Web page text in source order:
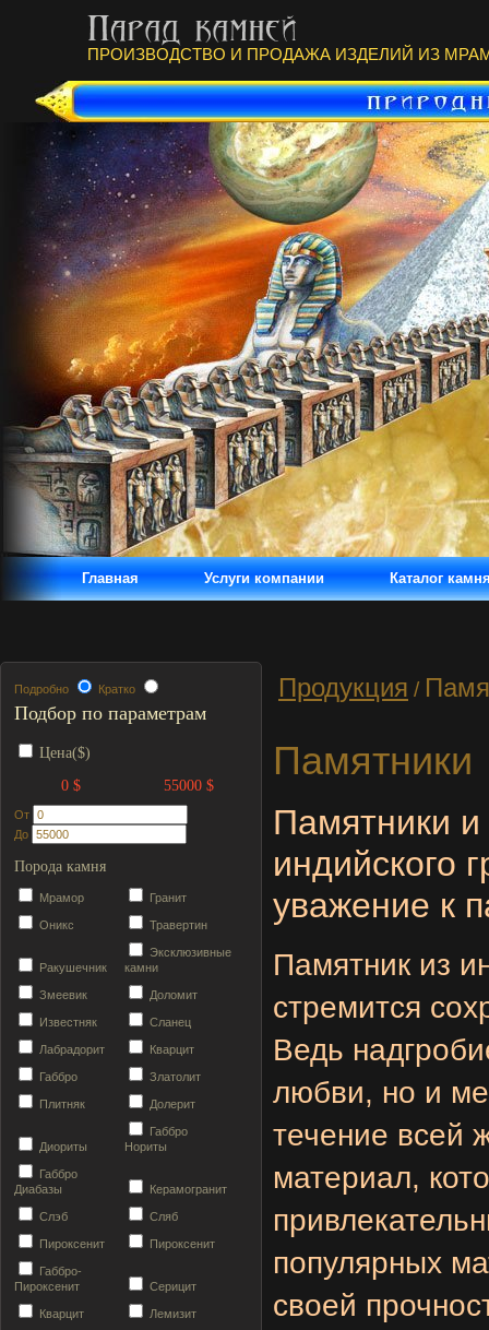
ПРОИЗВОДСТВО И ПРОДАЖА ИЗДЕЛИЙ ИЗ
Главная Услуги компании Каталог
Подробно Кратко
Подбор по параметрам
Цена($)
0 $
55000 $
От
До
Порода камня
Мрамор Гранит
Оникс Травертин
Ракушечник
Эксклюзивные
камни
Змеевик Доломит
Известняк Сланец
Лабрадорит Кварцит
Габбро Златолит
Плитняк Долерит
Диориты
Габбро
Нориты
Габбро
Диабазы
Керамогранит
Слэб Сляб
Пироксенит Пироксенит
Габбро-
Пироксенит
Серицит
Кварцит Лемизит
Продукция /
Памятники
Памятники и
индийского
уважение к
Памятник из
стремится
Ведь
любви, но и
течение всей
материал,
популярных
своей